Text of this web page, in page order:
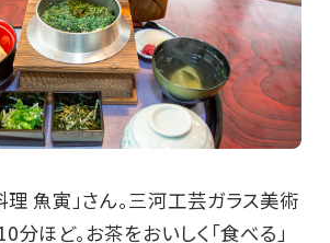
理 魚寅」さん。三河工芸ガラス美術
ほど。お茶をおいしく「食べる」